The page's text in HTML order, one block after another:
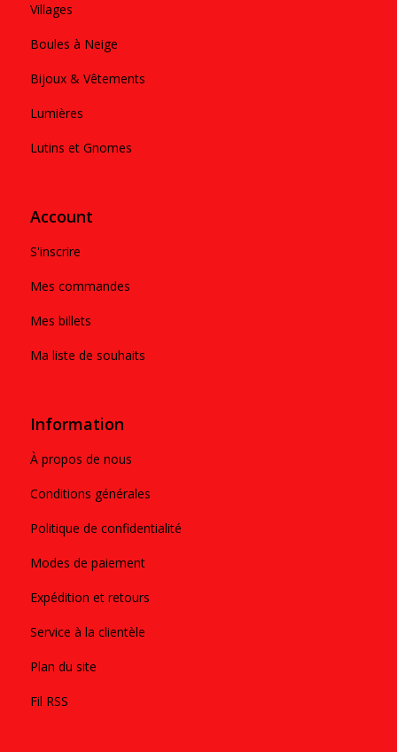
Villages
Boules à Neige
Bijoux & Vêtements
Lumières
Lutins et Gnomes
Account
S'inscrire
Mes commandes
Mes billets
Ma liste de souhaits
Information
À propos de nous
Conditions générales
Politique de confidentialité
Modes de paiement
Expédition et retours
Service à la clientèle
Plan du site
Fil RSS